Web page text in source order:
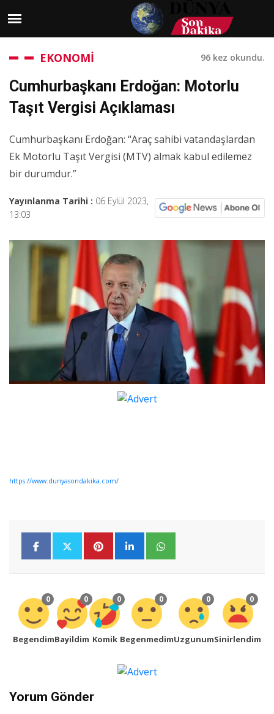
EKONOMİ 96 kez okundu.
Cumhurbaşkanı Erdoğan: Motorlu
Taşıt Vergisi Açıklaması
Cumhurbaşkanı Erdoğan: “Araç sahibi vatandaşlardan
Ek Motorlu Taşıt Vergisi (MTV) almak kabul edilemez
bir durumdur.”
Yayınlanma Tarihi : 06 Eylül 2023,
13:03
https://www.dunyasondakika.com/
0
Begendim
0
Bayildim
0
Komik
0
Begenmedim
0
Uzgunum
0
Sinirlendim
Yorum Gönder